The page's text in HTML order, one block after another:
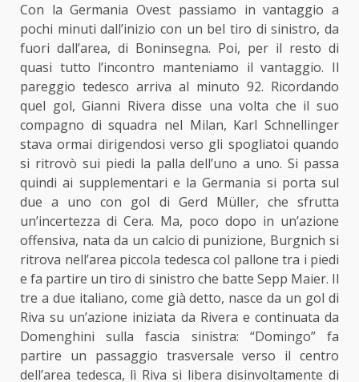
Con la Germania Ovest passiamo in vantaggio a
pochi minuti dall’inizio con un bel tiro di sinistro, da
fuori dall’area, di Boninsegna. Poi, per il resto di
quasi tutto l’incontro manteniamo il vantaggio. Il
pareggio tedesco arriva al minuto 92. Ricordando
quel gol, Gianni Rivera disse una volta che il suo
compagno di squadra nel Milan, Karl Schnellinger
stava ormai dirigendosi verso gli spogliatoi quando
si ritrovò sui piedi la palla dell’uno a uno. Si passa
quindi ai supplementari e la Germania si porta sul
due a uno con gol di Gerd Müller, che sfrutta
un’incertezza di Cera. Ma, poco dopo in un’azione
offensiva, nata da un calcio di punizione, Burgnich si
ritrova nell’area piccola tedesca col pallone tra i piedi
e fa partire un tiro di sinistro che batte Sepp Maier. Il
tre a due italiano, come già detto, nasce da un gol di
Riva su un’azione iniziata da Rivera e continuata da
Domenghini sulla fascia sinistra: “Domingo” fa
partire un passaggio trasversale verso il centro
dell’area tedesca, lì Riva si libera disinvoltamente di